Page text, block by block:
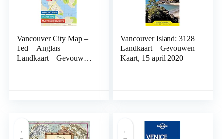
Vancouver City Map –
1ed – Anglais
Landkaart – Gevouwen
Vancouver Island: 3128
Landkaart – Gevouwen
Kaart, 15 april 2020